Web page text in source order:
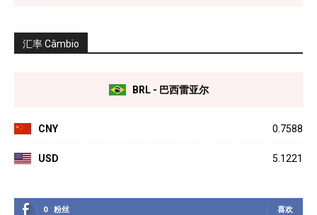
汇率 Câmbio
BRL - 巴西雷亚尔
CNY 0.7588
USD 5.1221
0 粉丝 喜欢